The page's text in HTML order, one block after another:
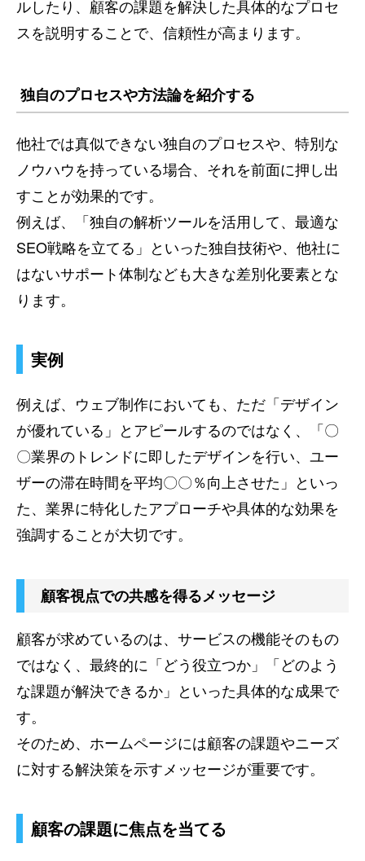
ルしたり、顧客の課題を解決した具体的なプロセ
スを説明することで、信頼性が高まります。
独自のプロセスや方法論を紹介する
他社では真似できない独自のプロセスや、特別な
ノウハウを持っている場合、それを前面に押し出
すことが効果的です。
例えば、「独自の解析ツールを活用して、最適な
SEO戦略を立てる」といった独自技術や、他社に
はないサポート体制なども大きな差別化要素とな
ります。
実例
例えば、ウェブ制作においても、ただ「デザイン
が優れている」とアピールするのではなく、「〇
〇業界のトレンドに即したデザインを行い、ユー
ザーの滞在時間を平均〇〇％向上させた」といっ
た、業界に特化したアプローチや具体的な効果を
強調することが大切です。
顧客視点での共感を得るメッセージ
顧客が求めているのは、サービスの機能そのもの
ではなく、最終的に「どう役立つか」「どのよう
な課題が解決できるか」といった具体的な成果で
す。
そのため、ホームページには顧客の課題やニーズ
に対する解決策を示すメッセージが重要です。
顧客の課題に焦点を当てる